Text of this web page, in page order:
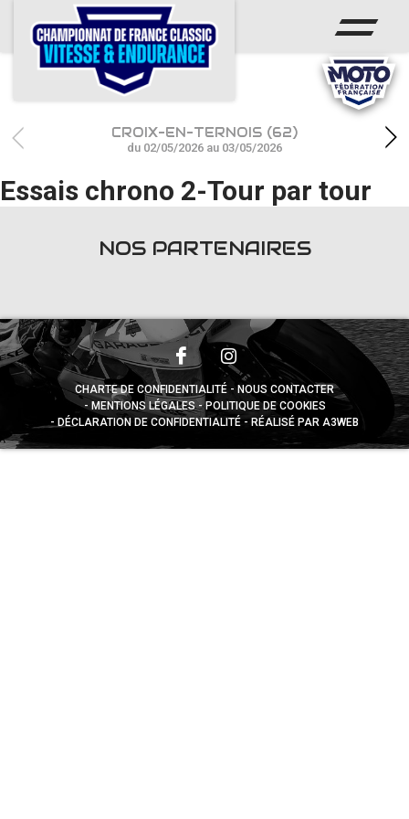
ACCUEIL
CHAMPIONNAT
CALENDRIER
RÉSULTATS
accéder à la billetterie
CROIX-EN-TERNOIS (62)
du 02/05/2026 au 03/05/2026
Essais chrono 2-Tour par tour
NOS PARTENAIRES
CHARTE DE CONFIDENTIALITÉ
NOUS CONTACTER
MENTIONS LÉGALES
POLITIQUE DE COOKIES
DÉCLARATION DE CONFIDENTIALITÉ
RÉALISÉ PAR A3WEB